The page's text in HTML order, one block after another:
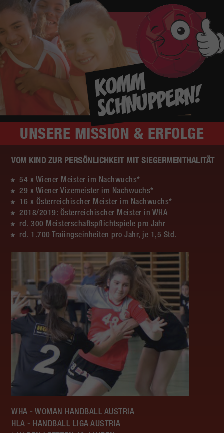
UNSERE MISSION & ERFOLGE
VOM KIND ZUR PERSÖNLICHKEIT MIT SIEGERMENTHALITÄT
54 x Wiener Meister im Nachwuchs*
29 x Wiener Vizemeister im Nachwuchs*
16 x Österreichischer Meister im Nachwuchs*
2018/2019: Österreichischer Meister in WHA
rd. 300 Meisterschaftspflichtspiele pro Jahr
rd. 1.700 Traiingseinheiten pro Jahr, je 1,5 Std.
WHA - WOMAN HANDBALL AUSTRIA
HLA - HANDBALL LIGA AUSTRIA